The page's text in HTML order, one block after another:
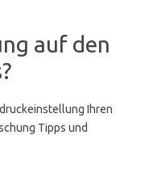
auf den
Ihren
Tipps und